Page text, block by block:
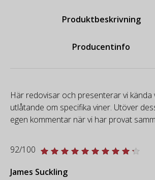
Produktbeskrivning
Producentinfo
Här redovisar och presenterar vi kända
utlåtande om specifika viner. Utöver
egen kommentar när vi har provat
92/100
James Suckling